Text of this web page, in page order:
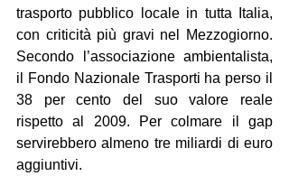
trasporto pubblico locale in tutta Italia,
con criticità più gravi nel Mezzogiorno.
Secondo l’associazione ambientalista,
il Fondo Nazionale Trasporti ha perso il
38 per cento del suo valore reale
rispetto al 2009. Per colmare il gap
servirebbero almeno tre miliardi di euro
aggiuntivi.